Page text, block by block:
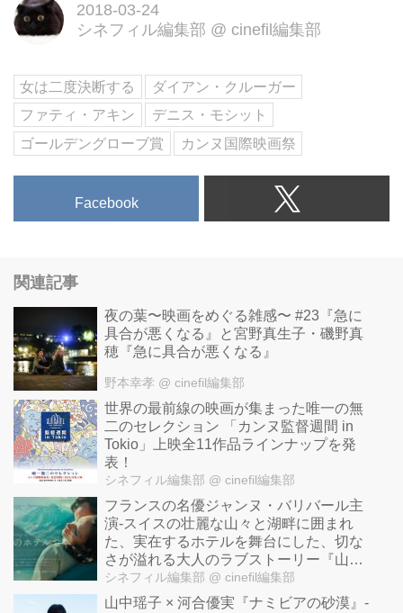
2018-03-24
シネフィル編集部 @ cinefil編集部
女は二度決断する
ダイアン・クルーガー
ファティ・アキン
デニス・モシット
ゴールデングローブ賞
カンヌ国際映画祭
Facebook
関連記事
夜の葉〜映画をめぐる雑感〜 #23『急に
具合が悪くなる』と宮野真生子・磯野真
穂『急に具合が悪くなる』
野本幸孝 @ cinefil編集部
世界の最前線の映画が集まった唯一の無
二のセレクション 「カンヌ監督週間 in
Tokio」上映全11作品ラインナップを発
表！
シネフィル編集部 @ cinefil編集部
フランスの名優ジャンヌ・バリバール主
演-スイスの壮麗な山々と湖畔に囲まれ
た、実在するホテルを舞台にした、切な
さが溢れる大人のラブストーリー『山逢
いのホテルで』公開！
シネフィル編集部 @ cinefil編集部
山中瑶子 × 河合優実『ナミビアの砂漠』-